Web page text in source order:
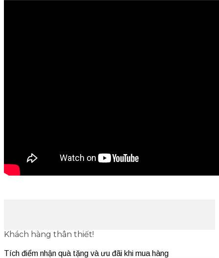
Khách hàng thân thiết!
Tích điểm nhận quà tặng và ưu đãi khi mua hàng